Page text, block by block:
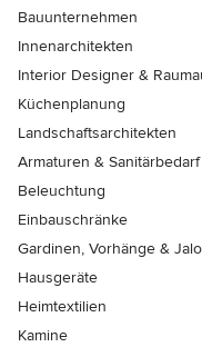
Bauunternehmen
Innenarchitekten
Interior Designer &
Küchenplanung
Landschaftsarchitekten
Armaturen & Sanitärbedarf
Beleuchtung
Einbauschränke
Gardinen, Vorhänge &
Hausgeräte
Heimtextilien
Kamine